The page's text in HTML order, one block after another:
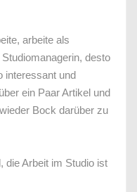
arbeite als
desto
interessant und
ein Paar Artikel und
Bock darüber zu
die Arbeit im Studio ist